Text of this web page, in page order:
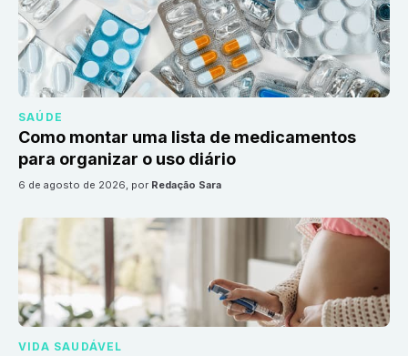
SAÚDE
Como montar uma lista de medicamentos
para organizar o uso diário
6 de agosto de 2026, por Redação Sara
VIDA SAUDÁVEL